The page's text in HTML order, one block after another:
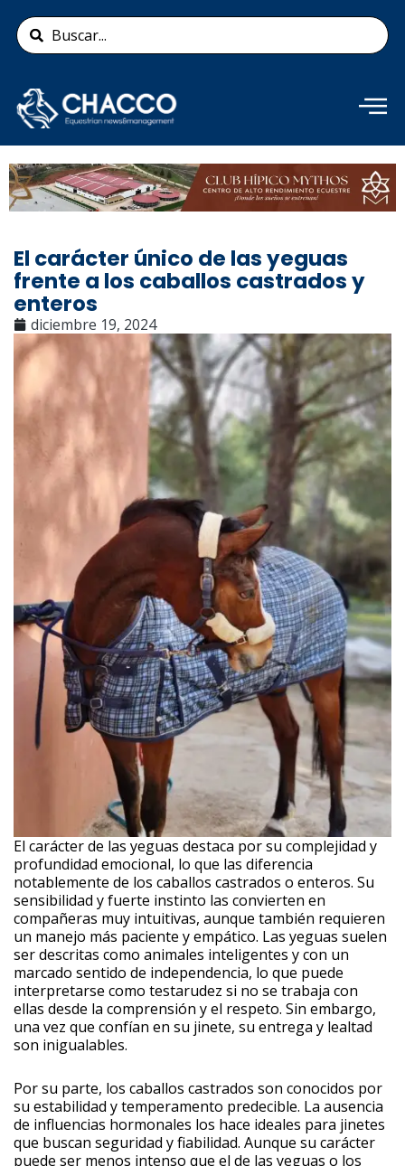
contenido
Search
...
Añade aquí tu texto de
cabecera
El carácter único de las yeguas
frente a los caballos castrados y
enteros
diciembre 19, 2024
El carácter de las yeguas destaca por su complejidad y
profundidad emocional, lo que las diferencia
notablemente de los caballos castrados o enteros. Su
sensibilidad y fuerte instinto las convierten en
compañeras muy intuitivas, aunque también requieren
un manejo más paciente y empático. Las yeguas suelen
ser descritas como animales inteligentes y con un
marcado sentido de independencia, lo que puede
interpretarse como testarudez si no se trabaja con
ellas desde la comprensión y el respeto. Sin embargo,
una vez que confían en su jinete, su entrega y lealtad
son inigualables.
Por su parte, los caballos castrados son conocidos por
su estabilidad y temperamento predecible. La ausencia
de influencias hormonales los hace ideales para jinetes
que buscan seguridad y fiabilidad. Aunque su carácter
puede ser menos intenso que el de las yeguas o los